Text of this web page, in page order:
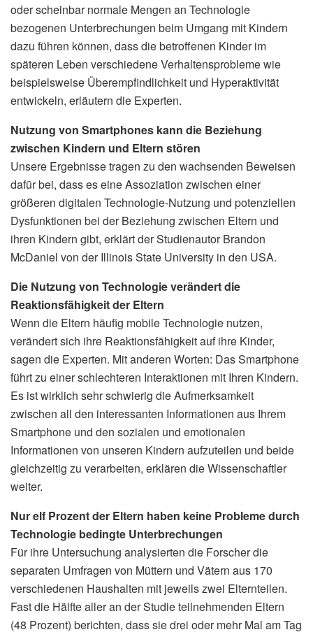
oder scheinbar normale Mengen an Technologie
bezogenen Unterbrechungen beim Umgang mit Kindern
dazu führen können, dass die betroffenen Kinder im
späteren Leben verschiedene Verhaltensprobleme wie
beispielsweise Überempfindlichkeit und Hyperaktivität
entwickeln, erläutern die Experten.
Nutzung von Smartphones kann die Beziehung
zwischen Kindern und Eltern stören
Unsere Ergebnisse tragen zu den wachsenden Beweisen
dafür bei, dass es eine Assoziation zwischen einer
größeren digitalen Technologie-Nutzung und potenziellen
Dysfunktionen bei der Beziehung zwischen Eltern und
ihren Kindern gibt, erklärt der Studienautor Brandon
McDaniel von der Illinois State University in den USA.
Die Nutzung von Technologie verändert die
Reaktionsfähigkeit der Eltern
Wenn die Eltern häufig mobile Technologie nutzen,
verändert sich ihre Reaktionsfähigkeit auf ihre Kinder,
sagen die Experten. Mit anderen Worten: Das Smartphone
führt zu einer schlechteren Interaktionen mit Ihren Kindern.
Es ist wirklich sehr schwierig die Aufmerksamkeit
zwischen all den interessanten Informationen aus Ihrem
Smartphone und den sozialen und emotionalen
Informationen von unseren Kindern aufzuteilen und beide
gleichzeitig zu verarbeiten, erklären die Wissenschaftler
weiter.
Nur elf Prozent der Eltern haben keine Probleme durch
Technologie bedingte Unterbrechungen
Für ihre Untersuchung analysierten die Forscher die
separaten Umfragen von Müttern und Vätern aus 170
verschiedenen Haushalten mit jeweils zwei Elternteilen.
Fast die Hälfte aller an der Studie teilnehmenden Eltern
(48 Prozent) berichten, dass sie drei oder mehr Mal am Tag